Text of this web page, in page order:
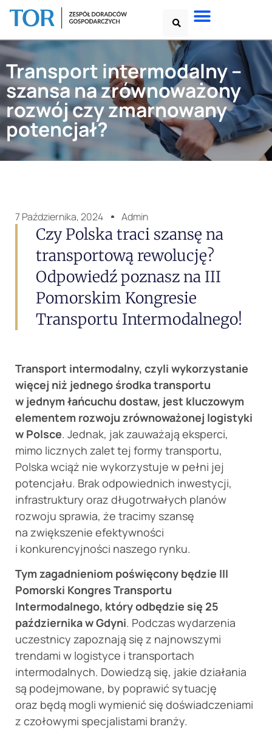
Transport intermodalny –
szansa na zrównoważony
rozwój czy zmarnowany
potencjał?
7 Października, 2024 Admin
Czy Polska traci szansę na
transportową rewolucję?
Odpowiedź poznasz na III
Pomorskim Kongresie
Transportu Intermodalnego!
Transport intermodalny, czyli wykorzystanie
więcej niż jednego środka transportu
w jednym łańcuchu dostaw, jest kluczowym
elementem rozwoju zrównoważonej logistyki
w Polsce. Jednak, jak zauważają eksperci,
mimo licznych zalet tej formy transportu,
Polska wciąż nie wykorzystuje w pełni jej
potencjału. Brak odpowiednich inwestycji,
infrastruktury oraz długotrwałych planów
rozwoju sprawia, że tracimy szansę
na zwiększenie efektywności
i konkurencyjności naszego rynku.
Tym zagadnieniom poświęcony będzie III
Pomorski Kongres Transportu
Intermodalnego, który odbędzie się 25
października w Gdyni. Podczas wydarzenia
uczestnicy zapoznają się z najnowszymi
trendami w logistyce i transportach
intermodalnych. Dowiedzą się, jakie działania
są podejmowane, by poprawić sytuację
oraz będą mogli wymienić się doświadczeniami
z czołowymi specjalistami branży.